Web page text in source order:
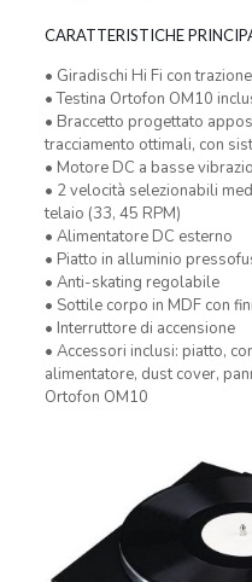
CARATTERISTICHE
• Giradischi Hi Fi con
• Testina Ortofon OM10
• Braccetto progettato
tracciamento ottimali, con
• Motore DC a basse
• 2 velocità selezionabili
telaio (33, 45 RPM)
• Alimentatore DC esterno
• Piatto in alluminio
• Anti-skating regolabile
• Sottile corpo in MDF con
• Interruttore di accensione
• Accessori inclusi: piatto,
alimentatore, dust cover,
Ortofon OM10